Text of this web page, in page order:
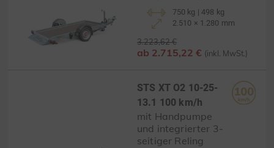
750 kg | 498 kg
2.510 × 1.280 mm
3.223,62 €
ab 2.715,22 € (inkl. MwSt.)
STS XT O2 10-25-
13.1 100 km/h
mit Handpumpe
und integrierter 3-
seitiger Reling